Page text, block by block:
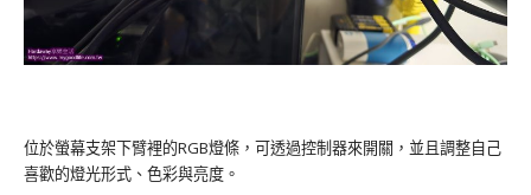
位於螢幕支架下臂裡的RGB燈條，可透過控制器來開關，並且調整自己
喜歡的燈光形式、色彩與亮度。